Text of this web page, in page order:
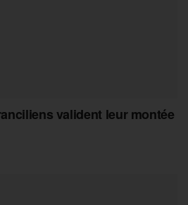
valident leur montée